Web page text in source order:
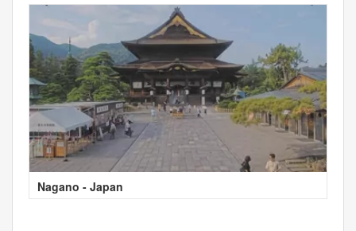
Nagano - Japan